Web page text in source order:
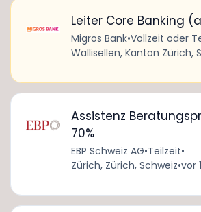
Leiter Core Banking
Migros Bank•Vollzeit oder
Wallisellen, Kanton Zürich,
Assistenz
70%
EBP Schweiz AG•Teilzeit•
Zürich, Zürich, Schweiz•vor